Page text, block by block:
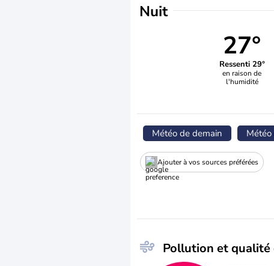
Nuit
27°
Ressenti 29°
en raison de
l'humidité
Météo de demain
Ajouter à vos sources préférées
Pollution et qualité